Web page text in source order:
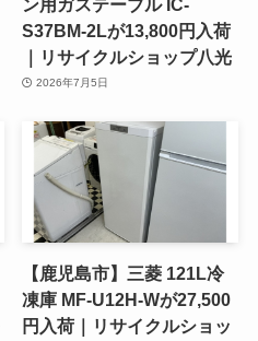
ン用ガステーブル IC-
S37BM-2Lが13,800円入荷
｜リサイクルショップ八光
2026年7月5日
【鹿児島市】三菱 121L冷
凍庫 MF-U12H-Wが27,500
円入荷｜リサイクルショッ